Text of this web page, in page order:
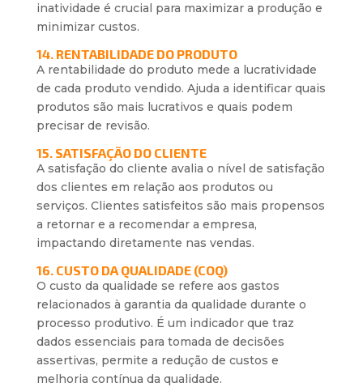
inatividade é crucial para maximizar a produção e
minimizar custos.
14. RENTABILIDADE DO PRODUTO
A rentabilidade do produto mede a lucratividade
de cada produto vendido. Ajuda a identificar quais
produtos são mais lucrativos e quais podem
precisar de revisão.
15. SATISFAÇÃO DO CLIENTE
A satisfação do cliente avalia o nível de satisfação
dos clientes em relação aos produtos ou
serviços. Clientes satisfeitos são mais propensos
a retornar e a recomendar a empresa,
impactando diretamente nas vendas.
16. CUSTO DA QUALIDADE (COQ)
O custo da qualidade se refere aos gastos
relacionados à garantia da qualidade durante o
processo produtivo. É um indicador que traz
dados essenciais para tomada de decisões
assertivas, permite a redução de custos e
melhoria contínua da qualidade.